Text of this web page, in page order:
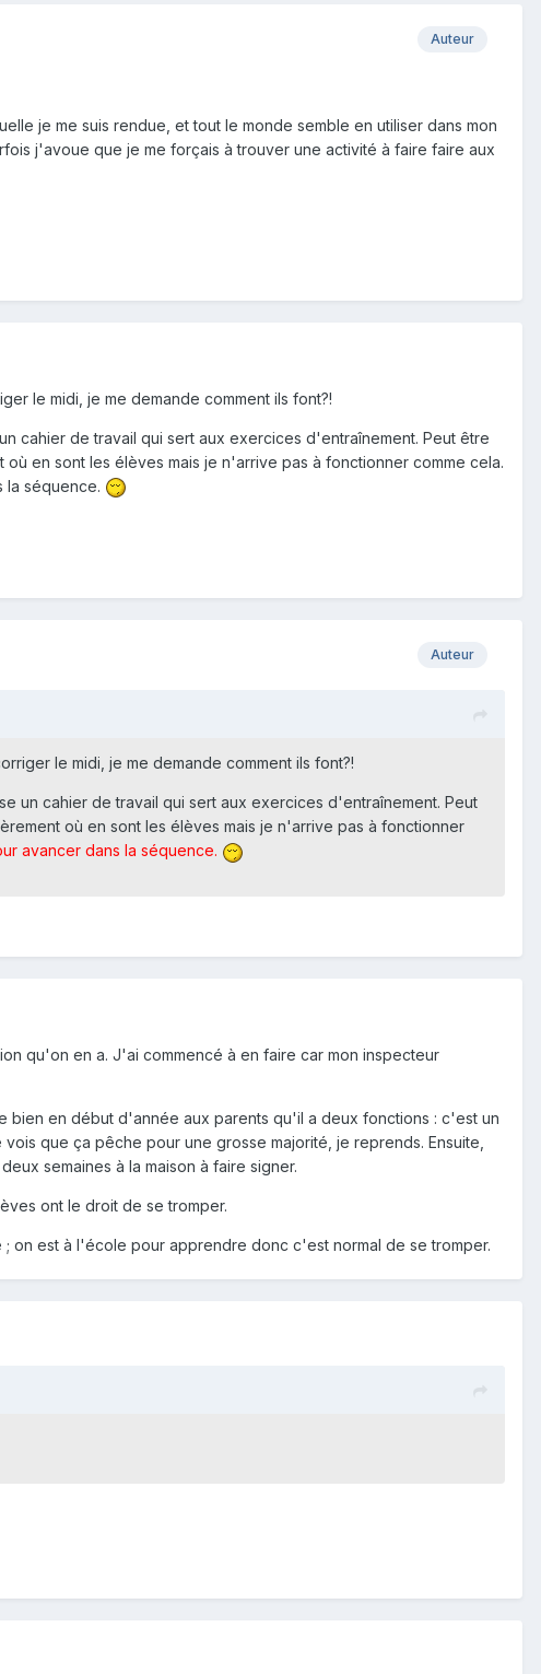
Auteur
je me suis rendue, et tout le monde semble en utiliser dans mon
j'avoue que je me forçais à trouver une activité à faire faire aux
le midi, je me demande comment ils font?!
cahier de travail qui sert aux exercices d'entraînement. Peut être
en sont les élèves mais je n'arrive pas à fonctionner comme cela.
la séquence.
Auteur
le midi, je me demande comment ils font?!
un cahier de travail qui sert aux exercices d'entraînement. Peut
où en sont les élèves mais je n'arrive pas à fonctionner
avancer dans la séquence.
qu'on en a. J'ai commencé à en faire car mon inspecteur
en début d'année aux parents qu'il a deux fonctions : c'est un
que ça pêche pour une grosse majorité, je reprends. Ensuite,
semaines à la maison à faire signer.
ont le droit de se tromper.
on est à l'école pour apprendre donc c'est normal de se tromper.